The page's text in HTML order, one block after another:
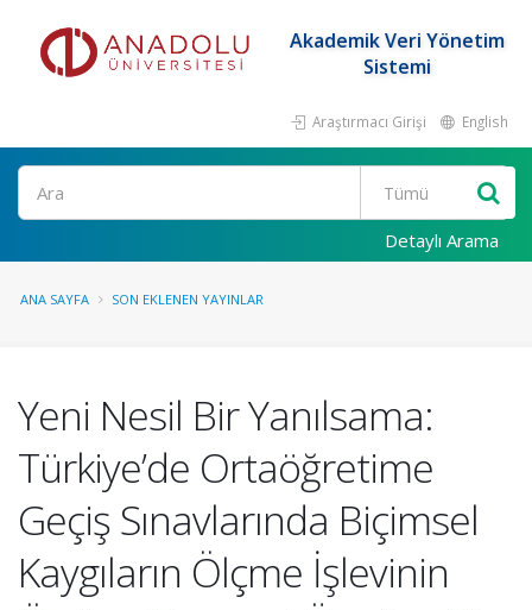
Akademik Veri Yönetim
Sistemi
Araştırmacı Girişi English
Ara
Detaylı Arama
ANA SAYFA SON EKLENEN YAYINLAR
Yeni Nesil Bir Yanılsama:
Türkiye’de Ortaöğretime
Geçiş Sınavlarında Biçimsel
Kaygıların Ölçme İşlevinin